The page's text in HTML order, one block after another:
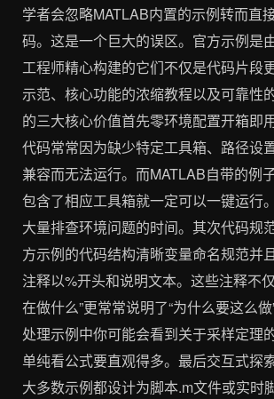
学者会忽略MATLAB内置的示例转而直
码。这是一个巨大的误区。官方示例是
工程师精心构建的它们不仅是代码片段
示范、核心功能的浓缩教程以及可靠性
的三大核心价值首先零环境配置开箱即
代码常常因为缺少特定工具箱、路径设
兼容而无法运行。而MATLAB自带的例
包含了相应工具箱就一定可以一键运行
大量排查环境问题的时间。其次代码规
方示例的代码结构清晰变量命名规范并
注释以%开头和说明文本。这些注释不
在做什么”更常常说明了“为什么要这么
处理示例中你可能会看到关于采样定理
单纯看公式要直观得多。最后交互式探
大多数示例都设计为脚本.m文件或实时